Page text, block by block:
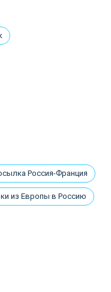
Россия-Франция
из Европы в Россию